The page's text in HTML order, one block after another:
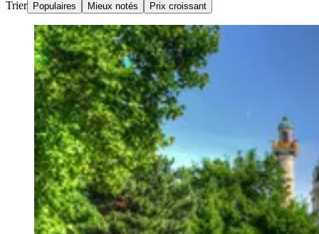
Trier
Populaires Mieux notés Prix croissant